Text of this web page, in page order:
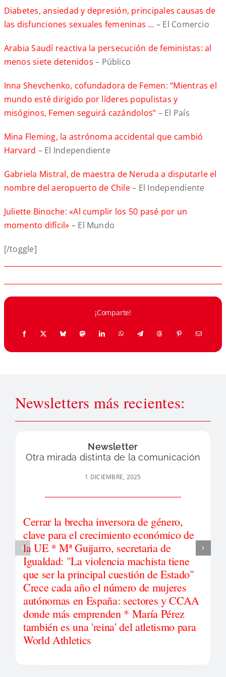
Diabetes, ansiedad y depresión, principales causas de
las disfunciones sexuales femeninas … – El Comercio
Arabia Saudí reactiva la persecución de feministas: al
menos siete detenidos – Público
Inna Shevchenko, cofundadora de Femen: “Mientras el
mundo esté dirigido por líderes populistas y
misóginos, Femen seguirá cazándolos” – El País
Mina Fleming, la astrónoma accidental que cambió
Harvard – El Independiente
Gabriela Mistral, de maestra de Neruda a disputarle el
nombre del aeropuerto de Chile– El Independiente
Juliette Binoche: «Al cumplir los 50 pasé por un
momento difícil» – El Mundo
[/toggle]
¡Comparte!
Newsletters más recientes:
Newsletter
Otra mirada distinta de la comunicación
1 DICIEMBRE, 2025
Cerrar la brecha inversora de género,
clave para el crecimiento económico de
la UE * Mª Guijarro, secretaria de
Igualdad: "La violencia machista tiene
que ser la principal cuestión de Estado"
Crece cada año el número de mujeres
autónomas en España: sectores y CCAA
donde más emprenden * María Pérez
también es una 'reina' del atletismo para
World Athletics